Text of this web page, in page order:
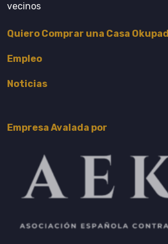
vecinos
Quiero Comprar una Casa
Empleo
Noticias
Empresa Avalada por